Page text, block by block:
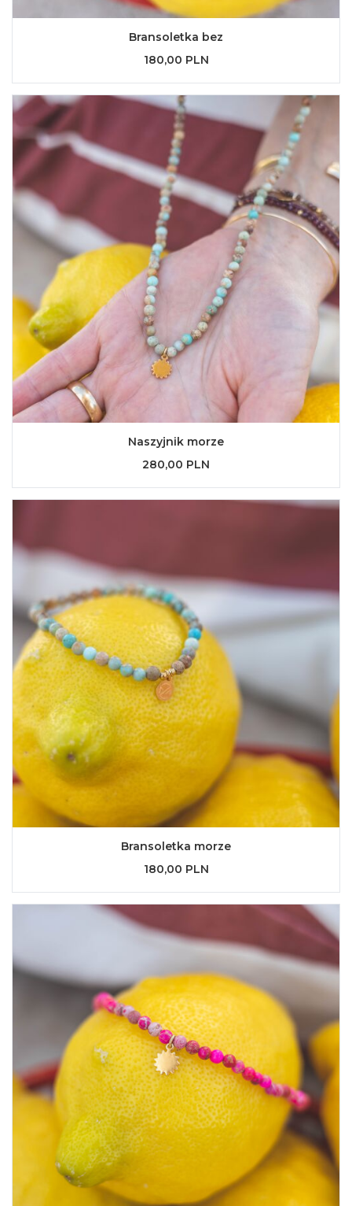
Bransoletka bez
180,00 PLN
Naszyjnik morze
280,00 PLN
Bransoletka morze
180,00 PLN